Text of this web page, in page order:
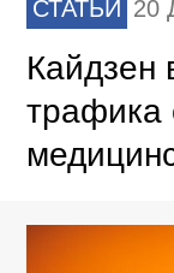
СТАТЬИ 20
Кайдзен